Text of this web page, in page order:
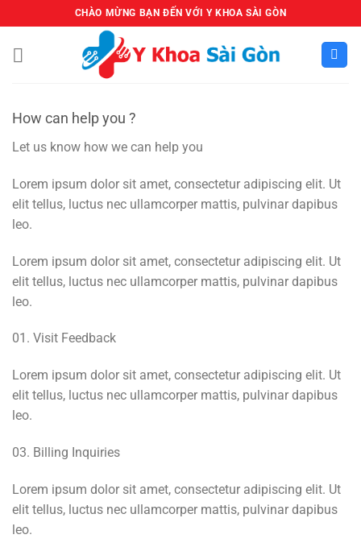
qua
nội
CHÀO MỪNG BẠN ĐẾN VỚI Y KHOA SÀI GÒN
How can help you ?
Let us know how we can help you
Lorem ipsum dolor sit amet, consectetur adipiscing elit. Ut
elit tellus, luctus nec ullamcorper mattis, pulvinar dapibus
leo.
Lorem ipsum dolor sit amet, consectetur adipiscing elit. Ut
elit tellus, luctus nec ullamcorper mattis, pulvinar dapibus
leo.
01. Visit Feedback
Lorem ipsum dolor sit amet, consectetur adipiscing elit. Ut
elit tellus, luctus nec ullamcorper mattis, pulvinar dapibus
leo.
03. Billing Inquiries
Lorem ipsum dolor sit amet, consectetur adipiscing elit. Ut
elit tellus, luctus nec ullamcorper mattis, pulvinar dapibus
leo.